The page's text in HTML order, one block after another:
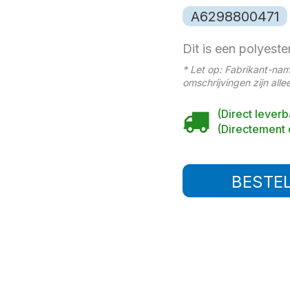
A6298800471
Dit is een
* Let op: Fabrikant-
omschrijvingen zijn
(Direct
(Directement